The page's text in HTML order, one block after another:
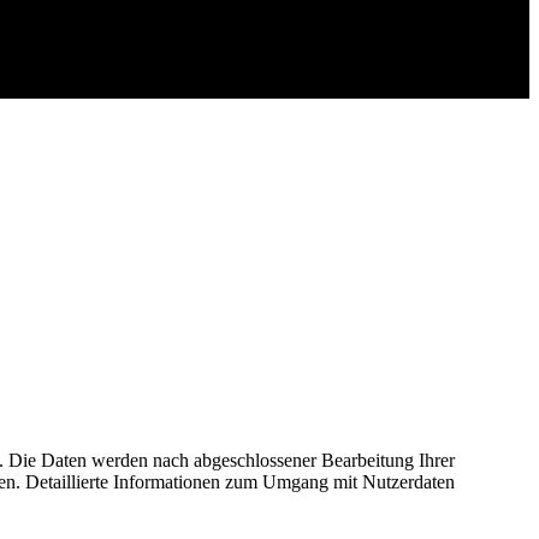
Daten werden nach abgeschlossener Bearbeitung Ihrer
Detaillierte Informationen zum Umgang mit Nutzerdaten